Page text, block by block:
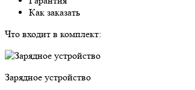
Как заказать
Что входит в комплект:
Зарядное устройство